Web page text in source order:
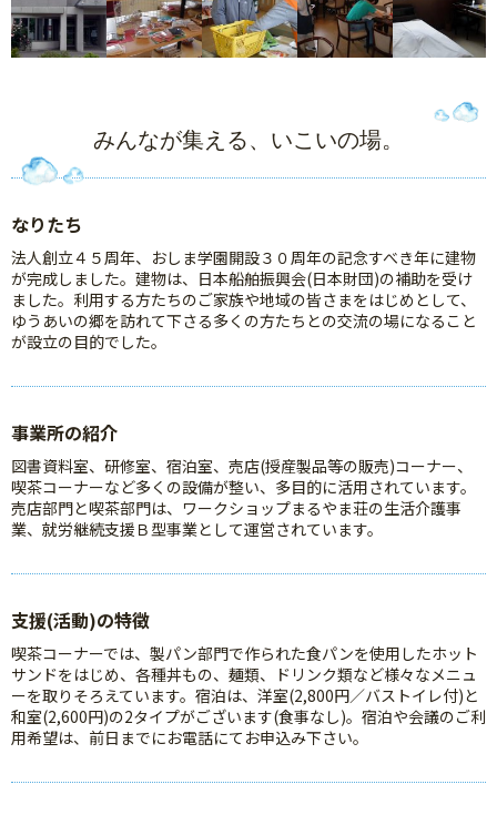
みんなが集える、いこいの場。
なりたち
法人創立４５周年、おしま学園開設３０周年の記念すべき年に建物
が完成しました。建物は、日本船舶振興会(日本財団)の補助を受け
ました。利用する方たちのご家族や地域の皆さまをはじめとして、
ゆうあいの郷を訪れて下さる多くの方たちとの交流の場になること
が設立の目的でした。
事業所の紹介
図書資料室、研修室、宿泊室、売店(授産製品等の販売)コーナー、
喫茶コーナーなど多くの設備が整い、多目的に活用されています。
売店部門と喫茶部門は、ワークショップまるやま荘の生活介護事
業、就労継続支援Ｂ型事業として運営されています。
支援(活動)の特徴
喫茶コーナーでは、製パン部門で作られた食パンを使用したホット
サンドをはじめ、各種丼もの、麺類、ドリンク類など様々なメニュ
ーを取りそろえています。宿泊は、洋室(2,800円／バストイレ付)と
和室(2,600円)の2タイプがございます(食事なし)。宿泊や会議のご利
用希望は、前日までにお電話にてお申込み下さい。